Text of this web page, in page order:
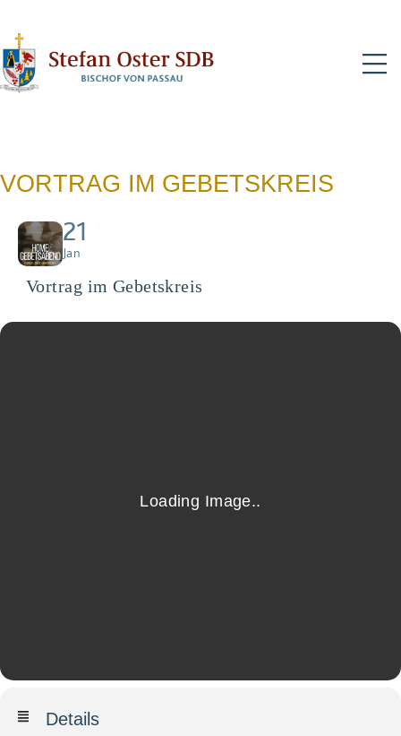
VORTRAG IM GEBETSKREIS
21
Jan
Vortrag im Gebetskreis
Details